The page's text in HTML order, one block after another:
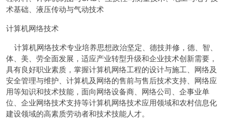
术基础、液压传动与气动技术
计算机网络技术
计算机网络技术专业培养思想政治坚定、德技并修，德、智、
体、美、劳全面发展，适应产业转型升级和企业技术创新需要，
具有良好职业素质，掌握计算机网络工程的设计与施工、网络及
安全管理与维护、计算机及网络的售前与售后技术支持、网络应
用等知识和技术技能，面向网络设备商、网络公司、企事业单
位、企业网络技术支持等计算机网络技术应用领域和农村信息化
建设领域的高素质劳动者和技术技能人才。